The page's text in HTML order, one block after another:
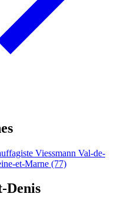
Viessmann Val-de-
et-Marne (77)
Denis